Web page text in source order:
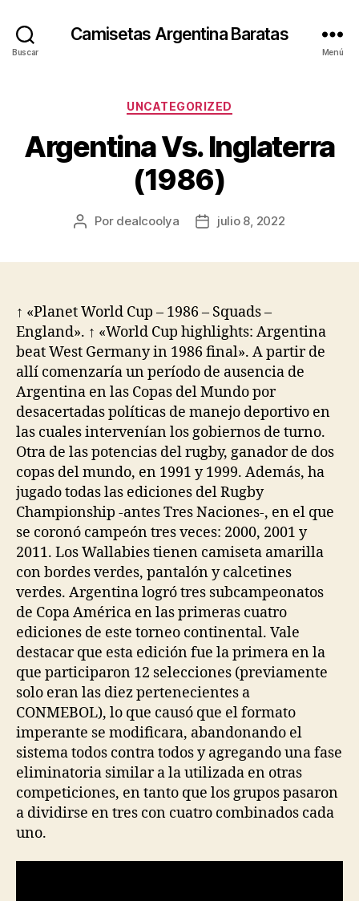
Buscar
Camisetas Argentina Baratas
Menú
Categorías
UNCATEGORIZED
Argentina Vs. Inglaterra
(1986)
Autor
Por dealcoolya
Fechajulio 8, 2022
↑ «Planet World Cup – 1986 – Squads –
England». ↑ «World Cup highlights: Argentina
beat West Germany in 1986 final». A partir de
allí comenzaría un período de ausencia de
Argentina en las Copas del Mundo por
desacertadas políticas de manejo deportivo en
las cuales intervenían los gobiernos de turno.
Otra de las potencias del rugby, ganador de dos
copas del mundo, en 1991 y 1999. Además, ha
jugado todas las ediciones del Rugby
Championship -antes Tres Naciones-, en el que
se coronó campeón tres veces: 2000, 2001 y
2011. Los Wallabies tienen camiseta amarilla
con bordes verdes, pantalón y calcetines
verdes. Argentina logró tres subcampeonatos
de Copa América en las primeras cuatro
ediciones de este torneo continental. Vale
destacar que esta edición fue la primera en la
que participaron 12 selecciones (previamente
solo eran las diez pertenecientes a
CONMEBOL), lo que causó que el formato
imperante se modificara, abandonando el
sistema todos contra todos y agregando una fase
eliminatoria similar a la utilizada en otras
competiciones, en tanto que los grupos pasaron
a dividirse en tres con cuatro combinados cada
uno.